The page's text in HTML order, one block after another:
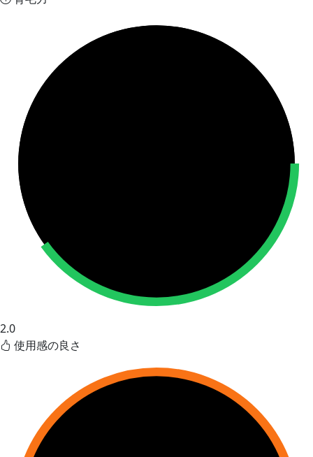
2.0
使用感の良さ